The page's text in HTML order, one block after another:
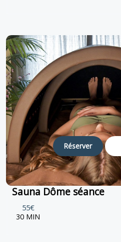
Réserver
Sauna Dôme séance
55€
30 MIN